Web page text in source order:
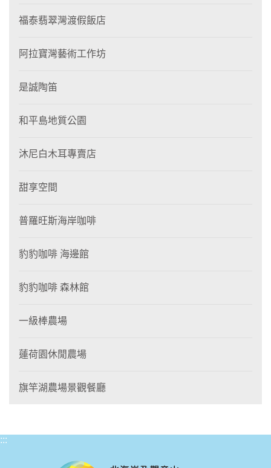
福泰翡翠灣渡假飯店
阿拉寶灣藝術工作坊
是誠陶笛
和平島地質公園
沐尼白木耳專賣店
甜享空間
普羅旺斯海岸咖啡
豹豹咖啡 海邊館
豹豹咖啡 森林館
一級棒農場
蓮荷園休閒農場
旗竿湖農場景觀餐廳
:::